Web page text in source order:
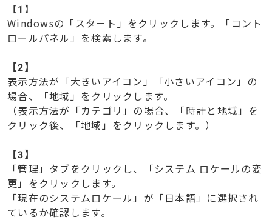
【1 】
Windowsの「スタート」をクリックします。「コント
ロールパネル」を検索します。
【2】
表示方法が「大きいアイコン」「小さいアイコン」の
場合、「地域」をクリックします。
（表示方法が「カテゴリ」の場合、「時計と地域」を
クリック後、「地域」をクリックします。）
【3】
「管理」タブをクリックし、「システム ロケールの変
更」をクリックします。
「現在のシステムロケール」が「日本語」に選択され
ているか確認します。